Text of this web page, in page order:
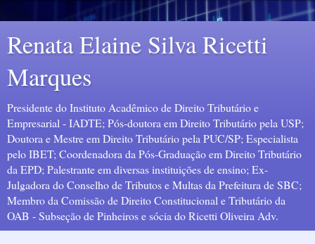
Renata Elaine Silva Ricetti
Marques
Presidente do Instituto Acadêmico de Direito Tributário e
Empresarial - IADTE; Pós-doutora em Direito Tributário pela USP;
Doutora e Mestre em Direito Tributário pela PUC/SP; Especialista
pelo IBET; Coordenadora da Pós-Graduação em Direito Tributário
da EPD; Palestrante em diversas instituições de ensino; Ex-
Julgadora do Conselho de Tributos e Multas da Prefeitura de SBC;
Membro da Comissão de Direito Constitucional e Tributário da
OAB - Subseção de Pinheiros e sócia do Ricetti Oliveira Adv.